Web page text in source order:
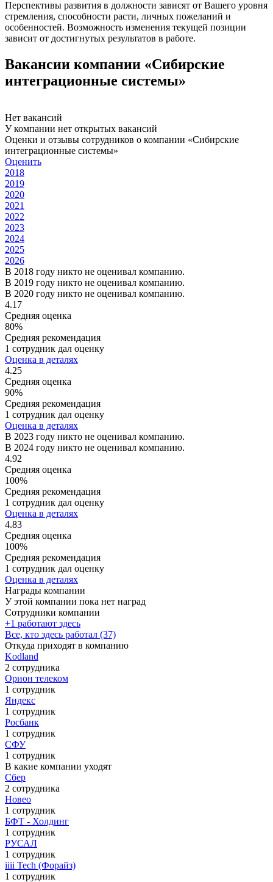
Перспективы развития в должности зависят от Вашего уровня
стремления, способности расти, личных пожеланий и
особенностей. Возможность изменения текущей позиции
зависит от достигнутых результатов в работе.
Вакансии компании «Сибирские
интеграционные системы»
Нет вакансий
У компании нет открытых вакансий
Оценки и отзывы сотрудников о компании «Сибирские
интеграционные системы»
Оценить
2018
2019
2020
2021
2022
2023
2024
2025
2026
В 2018 году никто не оценивал компанию.
В 2019 году никто не оценивал компанию.
В 2020 году никто не оценивал компанию.
4.17
Средняя оценка
80%
Средняя рекомендация
1 сотрудник дал оценку
Оценка в деталях
4.25
Средняя оценка
90%
Средняя рекомендация
1 сотрудник дал оценку
Оценка в деталях
В 2023 году никто не оценивал компанию.
В 2024 году никто не оценивал компанию.
4.92
Средняя оценка
100%
Средняя рекомендация
1 сотрудник дал оценку
Оценка в деталях
4.83
Средняя оценка
100%
Средняя рекомендация
1 сотрудник дал оценку
Оценка в деталях
Награды компании
У этой компании пока нет наград
Сотрудники компании
+1 работают здесь
Все, кто здесь работал (37)
Откуда приходят в компанию
Kodland
2 сотрудника
Орион телеком
1 сотрудник
Яндекс
1 сотрудник
Росбанк
1 сотрудник
СФУ
1 сотрудник
В какие компании уходят
Сбер
2 сотрудника
Новео
1 сотрудник
БФТ - Холдинг
1 сотрудник
РУСАЛ
1 сотрудник
iiii Tech (Форайз)
1 сотрудник